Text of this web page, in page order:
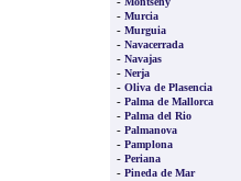
- Murcia
- Murguia
- Navacerrada
- Navajas
- Nerja
- Oliva de Plasencia
- Palma de Mallorca
- Palma del Rio
- Palmanova
- Pamplona
- Periana
- Pineda de Mar